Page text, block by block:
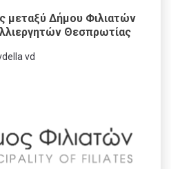
μεταξύ Δήμου Φιλιατών
Θεσπρωτίας
vd